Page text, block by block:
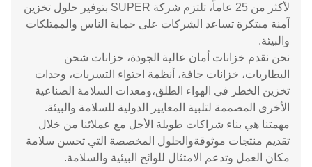
لأكثر من 25 عاماً، تلتزم شركة SUPER بتوفير حلول تخزين
آمنة مبتكرة تساعد الشركات على حماية الناس والممتلكات
والبيئة.
نحن نقدم خزانات أمان عالية الجودة، خزانات شحن
البطاريات، خزانات جافة، أنظمة احتواء التسربات، وحدات
تخزين الخطر في الهواء الطلق،ومعدات السلامة الصناعية
الأخرى المصممة لتلبية المعايير الدولية للسلامة والبيئة.
مهمتنا هي بناء شراكات طويلة الأجل مع عملائنا من خلال
تقديم منتجات موثوقةوالحلول المخصصة التي تحسن سلامة
مكان العمل وتدعم الامتثال للوائح البيئية والسلامة.